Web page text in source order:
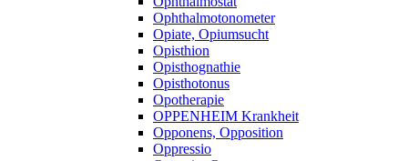
Ophthalmotonometer
Opiate, Opiumsucht
Opisthion
Opisthognathie
Opisthotonus
Opotherapie
OPPENHEIM Krankheit
Opponens, Opposition
Oppressio